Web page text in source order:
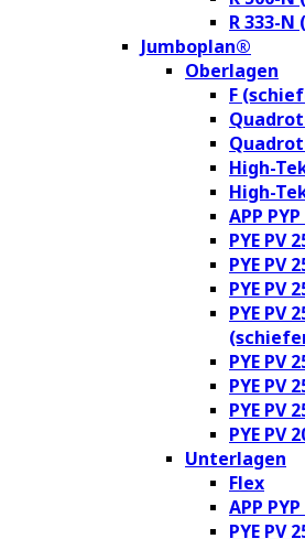
R 333-
Jumboplan®
Oberlagen
F
High-
High-
APP
PYE PV
PYE PV
PYE PV
PYE PV
PYE PV
PYE PV
PYE PV
PYE PV
Unterlagen
Flex
APP
PYE PV